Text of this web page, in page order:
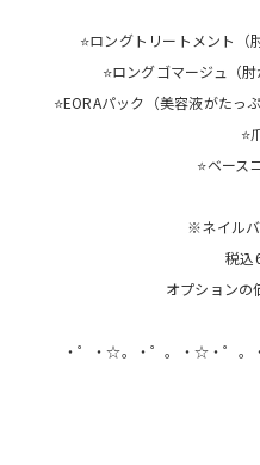
⭐ロングトリートメント（
⭐ロングゴマージュ（
⭐EORAパック（美容液がたっ
⭐
⭐ベース
※ネイル
税込
オプションの
・゜・☆。・゜。・☆・゜。